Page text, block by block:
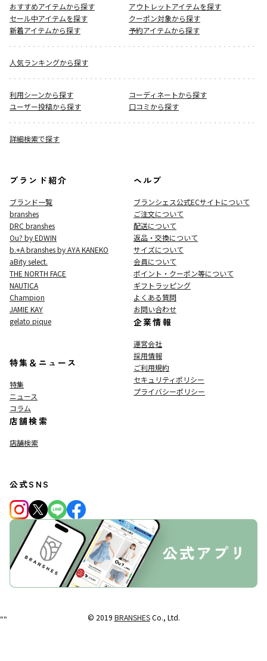
おすすめアイテムから探す
アウトレットアイテムを探す
セール中アイテムを探す
クーポン対象から探す
新着アイテムから探す
予約アイテムから探す
人気ランキングから探す
利用シーンから探す
コーディネートから探す
ユーザー投稿から探す
口コミから探す
詳細検索で探す
ブランド紹介
ブランド一覧
branshes
DRC branshes
Ou? by EDWIN
b.+A branshes by AYA KANEKO
aBity select.
THE NORTH FACE
NAUTICA
Champion
JAMIE KAY
gelato pique
特集＆ニュース
特集
ニュース
コラム
店舗検索
店舗検索
ヘルプ
ブランシェス公式ECサイトについて
ご注文について
配送について
返品・交換について
サイズについて
会員について
ポイント・クーポン等について
ギフトラッピング
よくある質問
お問い合わせ
企業情報
運営会社
採用情報
ご利用規約
セキュリティポリシー
プライバシーポリシー
公式SNS
© 2019 BRANSHESCo., Ltd.
""